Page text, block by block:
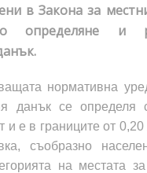
в Закона за
определяне и
нормативна
данък се
и е в границите от
съобразно
на местата